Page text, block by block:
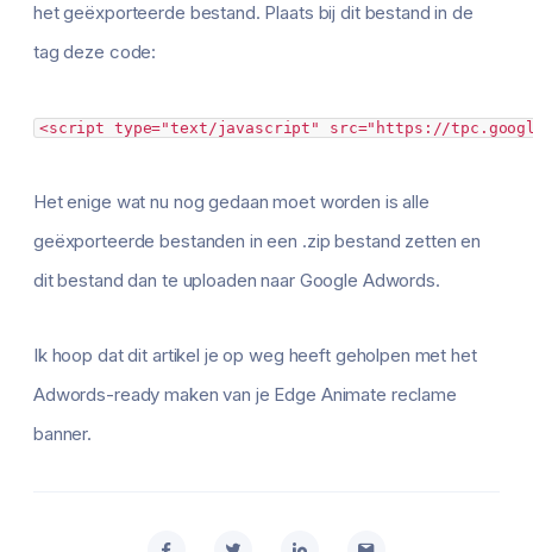
het geëxporteerde bestand. Plaats bij dit bestand in de
tag deze code:
<script type="text/javascript" src="https://
Het enige wat nu nog gedaan moet worden is alle
geëxporteerde bestanden in een .zip bestand zetten en
dit bestand dan te uploaden naar Google Adwords.
Ik hoop dat dit artikel je op weg heeft geholpen met het
Adwords-ready maken van je Edge Animate reclame
banner.